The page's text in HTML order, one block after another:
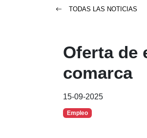
TODAS LAS NOTICIAS
Oferta de
comarca
15-09-2025
Empleo